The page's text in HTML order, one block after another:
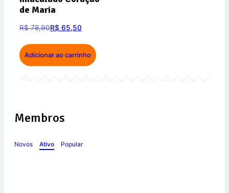
de Maria
R$78,90R$ 65,50
Adicionar ao carrinho
Membros
Novos Ativo Popular